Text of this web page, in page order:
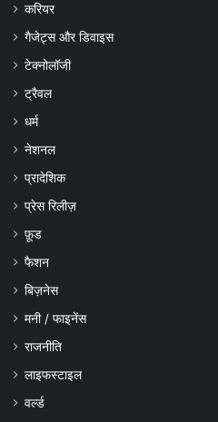
करियर
गैजेट्स और डिवाइस
टेक्नोलॉजी
ट्रैवल
धर्म
नेशनल
प्रादेशिक
प्रेस रिलीज़
फ़ूड
फैशन
बिज़नेस
मनी / फाइनेंस
राजनीति
लाइफस्टाइल
वर्ल्ड